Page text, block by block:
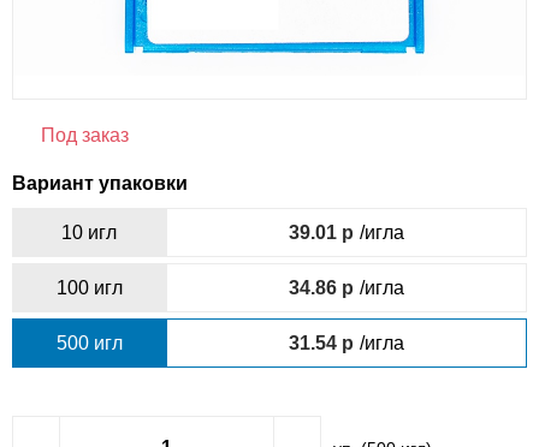
Под заказ
Вариант упаковки
10 игл 39.01 /игла
100 игл 34.86 /игла
500 игл 31.54 /игла